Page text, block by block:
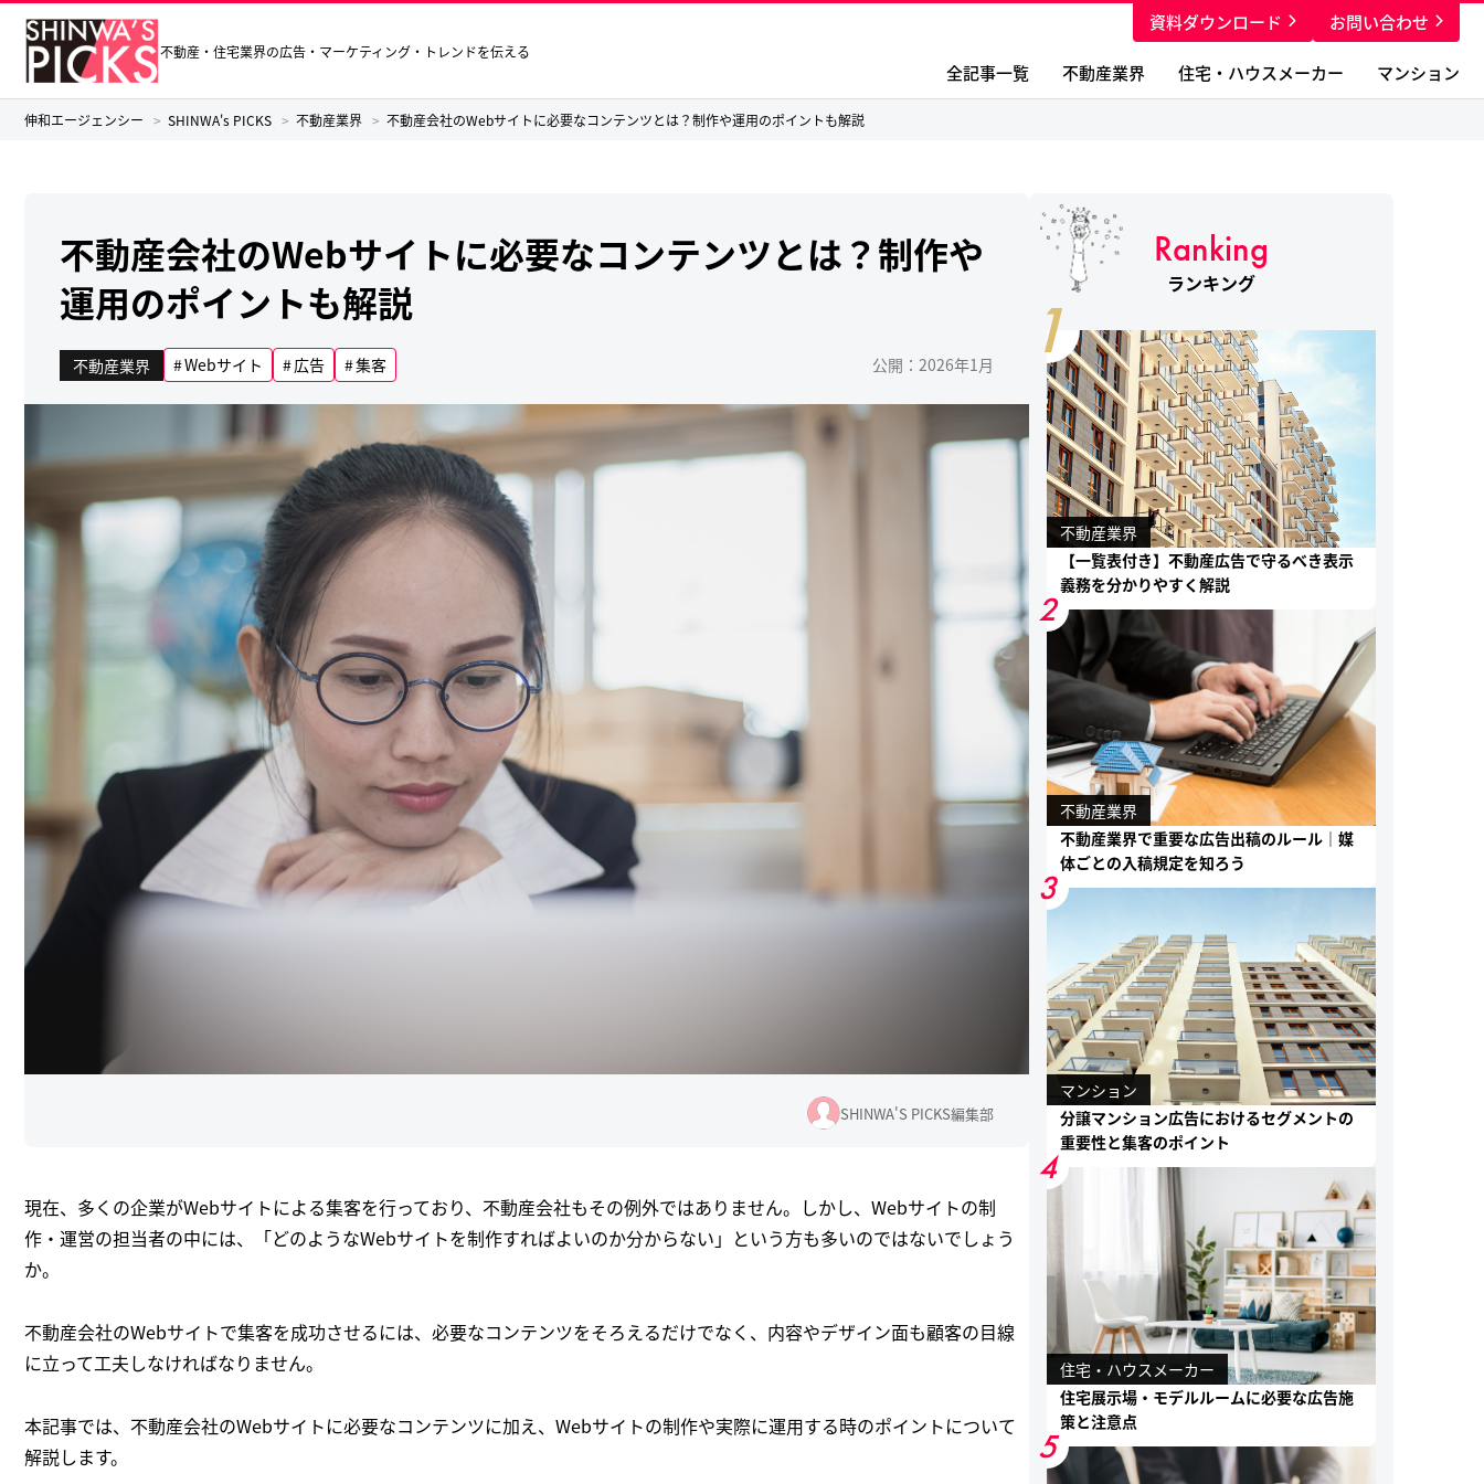
不動産・住宅業界の広告・マーケティング・トレンドを伝える
資料ダウンロード お問い合わせ
全記事一覧 不動産業界 住宅・ハウスメーカー マンション
伸和エージェンシー SHINWA's PICKS 不動産業界 不動産会社のWebサイトに必要なコンテンツとは？制作や運用のポイントも解説
不動産会社のWebサイトに必要なコンテンツとは？制作や
運用のポイントも解説
不動産業界 Webサイト 広告 集客 公開：2026年1月
SHINWA'S PICKS編集部
現在、多くの企業がWebサイトによる集客を行っており、不動産会社もその例外ではありません。しかし、Webサイトの制
作・運営の担当者の中には、「どのようなWebサイトを制作すればよいのか分からない」という方も多いのではないでしょう
か。
不動産会社のWebサイトで集客を成功させるには、必要なコンテンツをそろえるだけでなく、内容やデザイン面も顧客の目線
に立って工夫しなければなりません。
本記事では、不動産会社のWebサイトに必要なコンテンツに加え、Webサイトの制作や実際に運用する時のポイントについて
解説します。
Ranking
ランキング
1
不動産業界
【一覧表付き】不動産広告で守るべき表示
義務を分かりやすく解説
2
不動産業界
不動産業界で重要な広告出稿のルール｜媒
体ごとの入稿規定を知ろう
3
マンション
分譲マンション広告におけるセグメントの
重要性と集客のポイント
4
住宅・ハウスメーカー
住宅展示場・モデルルームに必要な広告施
策と注意点
5